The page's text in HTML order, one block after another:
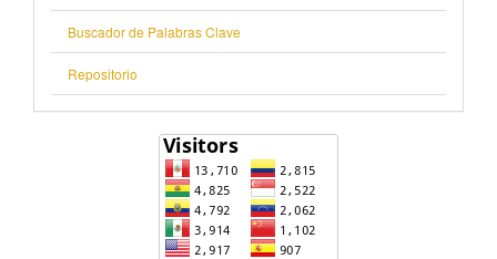
Buscador de Palabras Clave
Repositorio